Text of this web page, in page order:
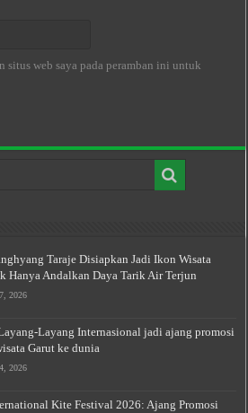
situs web saya pada peramban ini untuk
Taraje Disiapkan Jadi Ikon Wisata
Hanya Andalkan Daya Tarik Air Terjun
2026
Layang Internasional jadi ajang promosi
Garut ke dunia
2026
Kite Festival 2026: Ajang Promosi